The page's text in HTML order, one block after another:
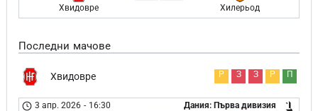
Хвидовре Хилерьод
Последни мачове
Хвидовре Р З З Р П
Дания: Първа дивизия
3 апр. 2026 - 16:30